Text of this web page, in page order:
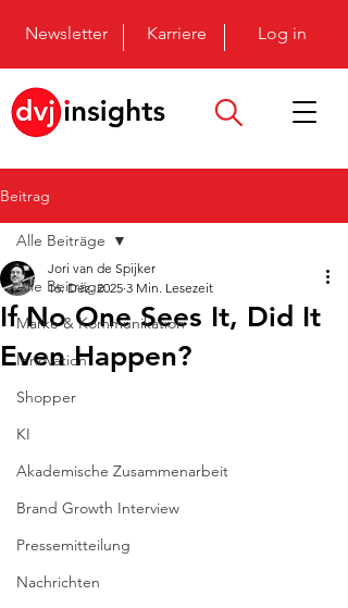
Newsletter Karriere Log in
Beitrag
Alle Beiträge
Marke & Kommunikation
Innovation
Shopper
KI
Akademische Zusammenarbeit
Brand Growth Interview
Pressemitteilung
Nachrichten
Alle Beiträge
If No One Sees It, Did It
Even Happen?
Jori van de Spijker
16. Dez. 2025 3 Min. Lesezeit